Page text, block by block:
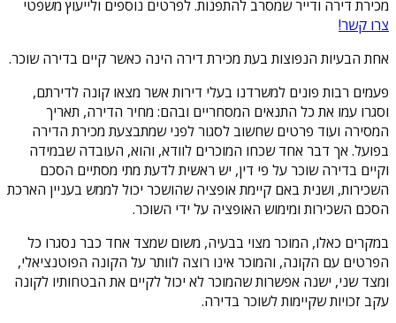
מכירת דירה ודייר שמסרב להתפנות. לפרטים נוספים ולייעוץ משפטי
צרו קשר!
אחת הבעיות הנפוצות בעת מכירת דירה הינה כאשר קיים בדירה שוכר.
פעמים רבות פונים למשרדנו בעלי דירות אשר מצאו קונה לדירתם,
וסגרו עמו את כל התנאים המסחריים ובהם: מחיר הדירה, תאריך
המסירה ועוד פרטים שחשוב לסגור לפני שמתבצעת מכירת הדירה
בפועל. אך דבר אחד שכחו המוכרים לוודא, והוא, העובדה שבמידה
וקיים בדירה שוכר על פי דין, יש ראשית לדעת מתי מסתיים הסכם
השכירות, ושנית באם קיימת אופציה שהושכר יכול לממש בעניין הארכת
הסכם השכירות ומימוש האופציה על ידי השוכר.
במקרים כאלו, המוכר מצוי בבעיה, משום שמצד אחד כבר נסגרו כל
הפרטים עם הקונה, והמוכר אינו רוצה לוותר על הקונה הפוטנציאלי,
ומצד שני, ישנה אפשרות שהמוכר לא יכול לקיים את הבטחותיו לקונה
עקב זכויות שקיימות לשוכר בדירה.